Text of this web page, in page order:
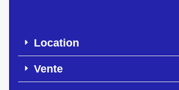
Location
Vente